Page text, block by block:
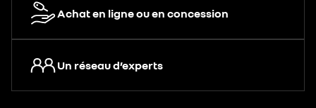
Achat en ligne ou en concession
Un réseau d’experts